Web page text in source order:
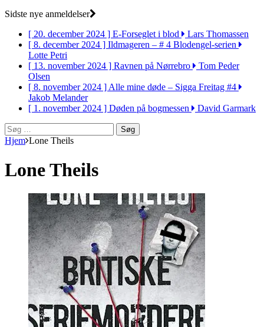
Sidste nye anmeldelser
[ 20. december 2024 ] E-Forseglet i blod
Lars Thomassen
[ 8. december 2024 ] Ildmageren – # 4 Blodengel-serien
Lotte Petri
[ 13. november 2024 ] Ravnen på Nørrebro
Tom Peder
Olsen
[ 8. november 2024 ]Alle mine døde – Sigga Freitag #4
Jakob Melander
[ 1. november 2024 ] Døden på bogmessen
David Garmark
Søg
efter:
Hjem Lone Theils
Lone Theils